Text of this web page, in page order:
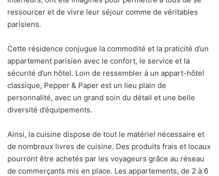
ressourcer et de vivre leur séjour comme de véritables
parisiens.
Cette résidence conjugue la commodité et la praticité d’un
appartement parisien avec le confort, le service et la
sécurité d’un hôtel. Loin de ressembler à un appart-hôtel
classique, Pepper & Paper est un lieu plain de
personnalité, avec un grand soin du détail et une belle
diversité d’équipements.
Ainsi, la cuisine dispose de tout le matériel nécessaire et
de nombreux livres de cuisine. Des produits frais et locaux
pourront être achetés par les voyageurs grâce au réseau
de commerçants mis en place. Les appartements, de 2 à 6